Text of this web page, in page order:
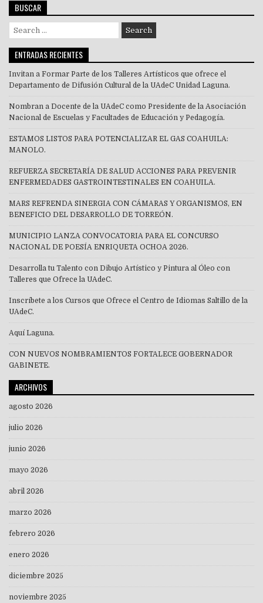
BUSCAR
Search
for:
ENTRADAS RECIENTES
Invitan a Formar Parte de los Talleres Artísticos que ofrece el
Departamento de Difusión Cultural de la UAdeC Unidad Laguna.
Nombran a Docente de la UAdeC como Presidente de la Asociación
Nacional de Escuelas y Facultades de Educación y Pedagogía.
ESTAMOS LISTOS PARA POTENCIALIZAR EL GAS COAHUILA:
MANOLO.
REFUERZA SECRETARÍA DE SALUD ACCIONES PARA PREVENIR
ENFERMEDADES GASTROINTESTINALES EN COAHUILA.
MARS REFRENDA SINERGIA CON CÁMARAS Y ORGANISMOS, EN
BENEFICIO DEL DESARROLLO DE TORREÓN.
MUNICIPIO LANZA CONVOCATORIA PARA EL CONCURSO
NACIONAL DE POESÍA ENRIQUETA OCHOA 2026.
Desarrolla tu Talento con Dibujo Artístico y Pintura al Óleo con
Talleres que Ofrece la UAdeC.
Inscríbete a los Cursos que Ofrece el Centro de Idiomas Saltillo de la
UAdeC.
Aquí Laguna.
CON NUEVOS NOMBRAMIENTOS FORTALECE GOBERNADOR
GABINETE.
ARCHIVOS
agosto 2026
julio 2026
junio 2026
mayo 2026
abril 2026
marzo 2026
febrero 2026
enero 2026
diciembre 2025
noviembre 2025